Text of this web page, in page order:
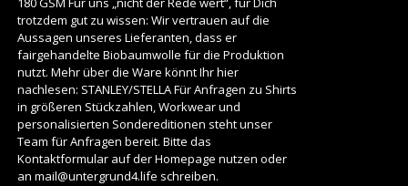
trotzdem gut zu wissen: Wir vertrauen auf die
Aussagen unseres Lieferanten, dass er
fairgehandelte Biobaumwolle für die Produktion
nutzt. Mehr über die Ware könnt Ihr hier
nachlesen: STANLEY/STELLAFür Anfragen zu Shirts
in größeren Stückzahlen, Workwear und
personalisierten Sondereditionen steht unser
Team für Anfragen bereit. Bitte das
Kontaktformular auf der Homepage nutzen oder
an mail@untergrund4.life schreiben.